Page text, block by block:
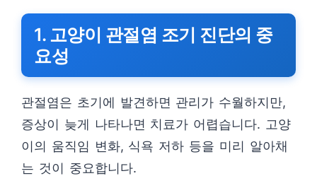
1. 고양이 관절염 조기 진단의 중
요성
관절염은 초기에 발견하면 관리가 수월하지만,
증상이 늦게 나타나면 치료가 어렵습니다. 고양
이의 움직임 변화, 식욕 저하 등을 미리 알아채
는 것이 중요합니다.